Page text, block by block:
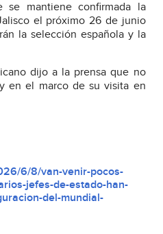
se mantiene confirmada la
el próximo 26 de junio
la selección española y la
dijo a la prensa que no
en el marco de su visita en
6/8/van-venir-pocos-
jefes-de-estado-han-
del-mundial-